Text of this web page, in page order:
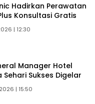
Hadirkan Perawatan
Konsultasi Gratis
| 12:30
Manager Hotel
Sukses Digelar
| 15:50